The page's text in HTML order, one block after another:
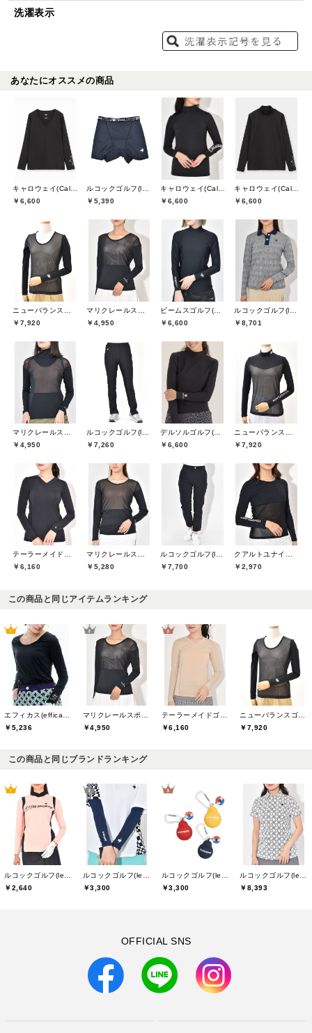
洗濯表示
あなたにオススメの商品
￥6,600
￥5,390
￥6,600
￥6,600
￥7,920
￥4,950
￥6,600
￥8,701
￥4,950
￥7,260
￥6,600
￥7,920
￥6,160
￥5,280
￥7,700
￥2,970
この商品と同じアイテムランキング
エフィカス(efficace)
￥5,236
マリクレールスポール(marie claire sport)
￥4,950
テーラーメイドゴルフ(TaylorMade Golf)
￥6,160
ニューバランスゴルフ(New Balance Golf)
￥7,920
この商品と同じブランドランキング
￥2,640
￥3,300
￥3,300
￥8,393
OFFICIAL SNS